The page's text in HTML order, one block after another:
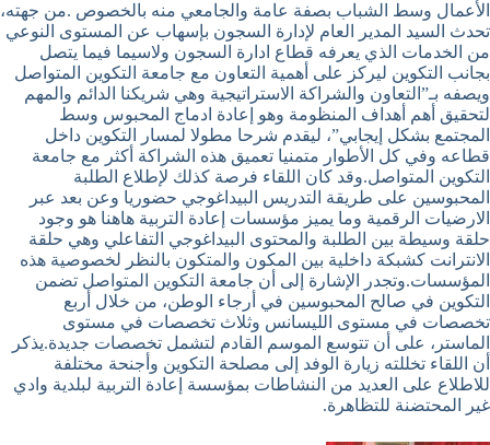
الأعمال وسط الشباب بصفة عامة والجامعي منه بالخصوص .من جهته،
تحدث السيد المدير العام لإدارة السجون بإسهاب عن المستوى النوعي
من الخدمات الذي يعرفه قطاع ادارة السجون ولاسيما فيما يتصل
بجانب التكوين ليركز على أهمية التعاون مع جامعة التكوين المتواصل
ويصفه بـ”التعاون والشراكة الاستراتيجية وهي شريكنا الدائم والمهم
لتحقيق أهم أهداف المنظومة وهو إعادة ادماج المحبوس وسط
المجتمع بشكل إيجابي”، ليقدم شرحا مطولا لمسار التكوين داخل
قطاعه وفي كل الأطوار متمنيا تعميق هذه الشراكة أكثر مع جامعة
التكوين المتواصل.وقد كان اللقاء فرصة كذلك لإطلاع الطلبة
المحبوسين على طريقة التدريس البيداغوجي حضوريا وعن بعد عبر
الارضيات الرقمية وما يميز مؤسسات إعادة التربية هاهنا هو وجود
حلقة وسيطة بين الطلبة والمحتوى البيداغوجي التفاعلي وهي حلقة
الانترانت كشبكة داخلية بين المكون والمتكون بالنظر لخصوصية هذه
المؤسسات.وتجدر الإشارة إلى أن جامعة التكوين المتواصل تضمن
التكوين في صالح المحبوسين في أرجاء الوطن، من خلال أربع
تخصصات في مستوى الليسانس وثلاث تخصصات في مستوى
الماستر، على أن تتوسع الموسم القادم لتشمل تخصصات جديدة.يذكر
أن اللقاء تخللته زيارة الوفد إلى مصلحة التكوين وأجنحة مختلفة
للاطلاع على العديد من النشاطات بمؤسسة إعادة التربية لبلدية وادي
غير المحتضنة للتظاهرة.